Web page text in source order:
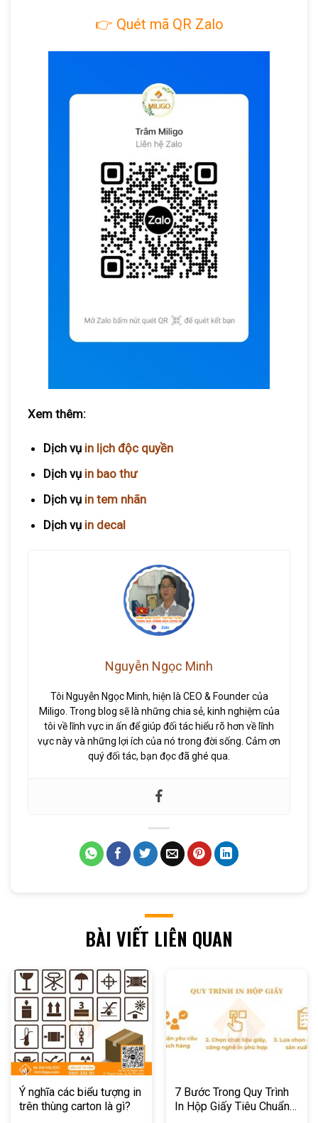
👉 Quét mã QR Zalo
Xem thêm:
Dịch vụ in lịch độc quyền
Dịch vụ in bao thư
Dịch vụ in tem nhãn
Dịch vụ in decal
Nguyễn Ngọc Minh
Tôi Nguyễn Ngọc Minh, hiện là CEO & Founder của
Miligo. Trong blog sẽ là những chia sẻ, kinh nghiệm của
tôi về lĩnh vực in ấn để giúp đối tác hiểu rõ hơn về lĩnh
vực này và những lợi ích của nó trong đời sống. Cảm ơn
quý đối tác, bạn đọc đã ghé qua.
BÀI VIẾT LIÊN QUAN
Ý nghĩa các biểu tượng in
trên thùng carton là gì?
7 Bước Trong Quy Trình
In Hộp Giấy Tiêu Chuẩn